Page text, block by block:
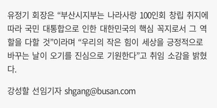
유정기 회장은 “부산시지부는 나라사랑 100인회 창립 취지에
따라 국민 대통합으로 인한 대한민국의 핵심 꼭지로서 그 역
할을 다할 것”이라며 “우리의 작은 힘이 세상을 긍정적으로
바꾸는 날이 오기를 진심으로 기원한다”고 취임 소감을 밝혔
다.
강성할 선임기자 shgang@busan.com